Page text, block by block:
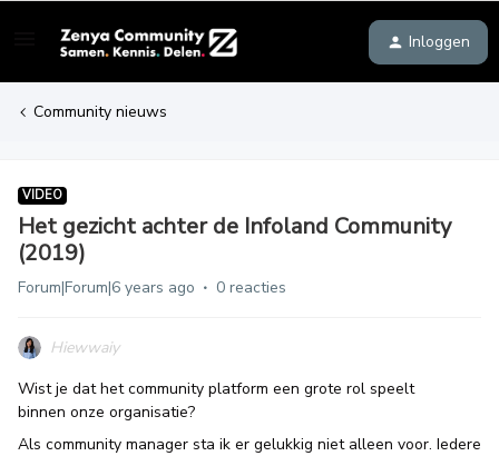
Inloggen
Community nieuws
VIDEO
Het gezicht achter de Infoland Community
(2019)
Forum|Forum|6 years ago 0 reacties
Hiewwaiy
Wist je dat het community platform een grote rol speelt
binnen onze organisatie?
Als community manager sta ik er gelukkig niet alleen voor. Iedere